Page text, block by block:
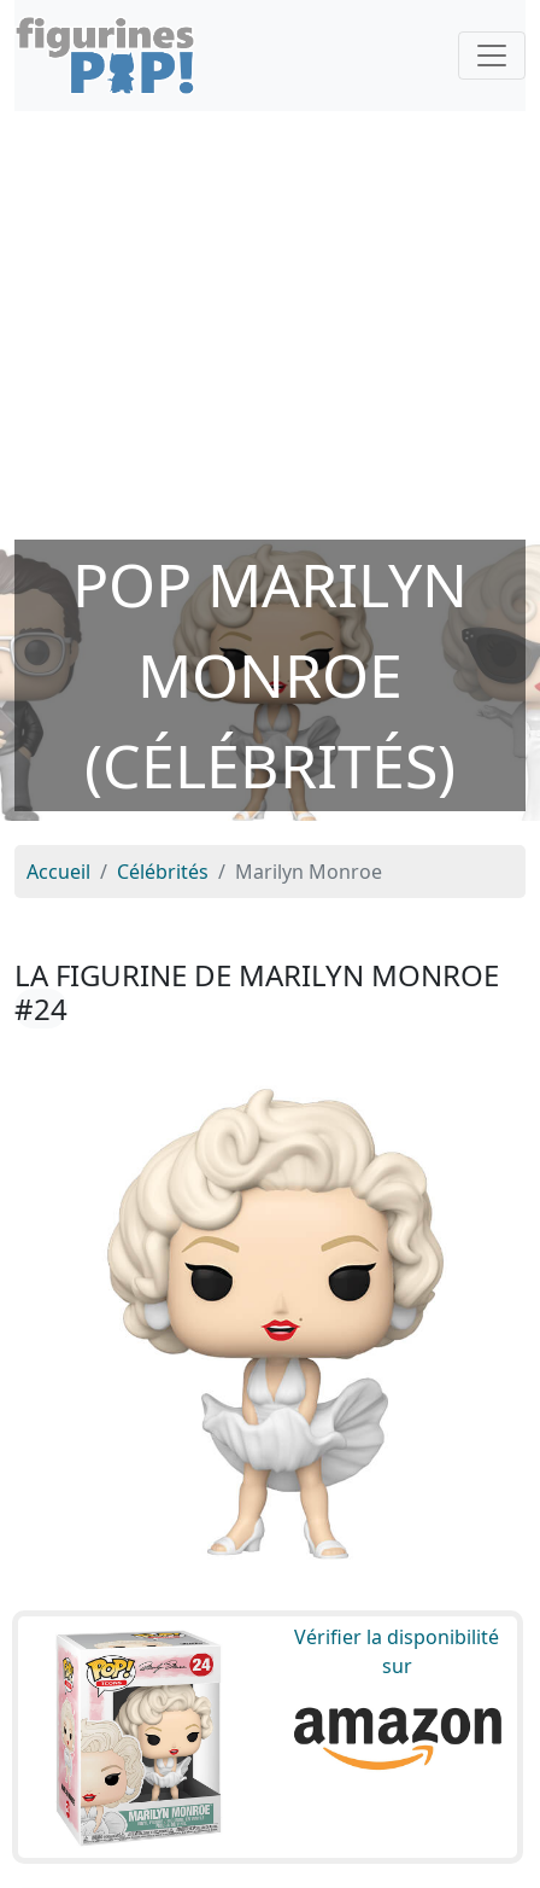
POP MARILYN
MONROE
(CÉLÉBRITÉS)
Accueil Célébrités Marilyn Monroe
LA FIGURINE DE MARILYN MONROE
#24
Vérifier la disponibilité
sur